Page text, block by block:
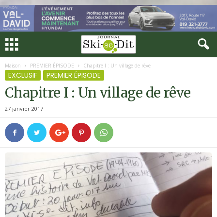
Maison PREMIER ÉPISODE Chapitre I : Un village de rêve
EXCLUSIF PREMIER ÉPISODE
Chapitre I : Un village de rêve
27 janvier 2017